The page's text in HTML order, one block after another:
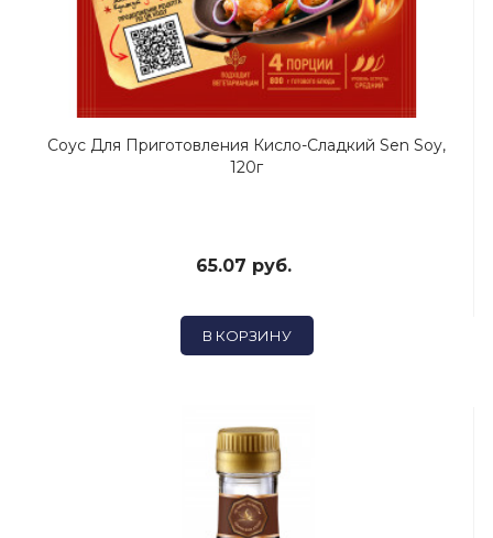
Соус Для Приготовления Кисло-Сладкий Sen Soy,
120г
65.07 руб.
В КОРЗИНУ